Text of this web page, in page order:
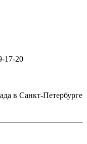
17-20
в Санкт-Петербурге